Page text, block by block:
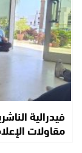
فيدرالية
مقاولات